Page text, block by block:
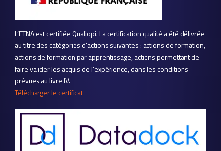
L’ETNA est certifiée Qualiopi. La certification qualité a été délivrée
au titre des catégories d’actions suivantes : actions de formation,
actions de formation par apprentissage, actions permettant de
faire valider les acquis de l’expérience, dans les conditions
prévues au livre IV.
Télécharger le certificat